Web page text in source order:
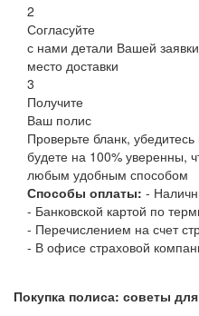
2
Согласуйте
с нами детали Вашей
место доставки
3
Получите
Ваш полис
Проверьте бланк,
будете на 100% уверенны,
любым удобным способом
Способы оплаты: -
- Банковской картой по
- Перечислением на счет
- В офисе страховой
Покупка полиса: советы